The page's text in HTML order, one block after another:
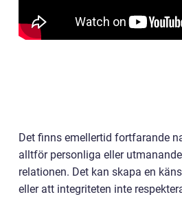
Det finns emellertid fortfarande
alltför personliga eller
relationen. Det kan skapa en
eller att integriteten inte